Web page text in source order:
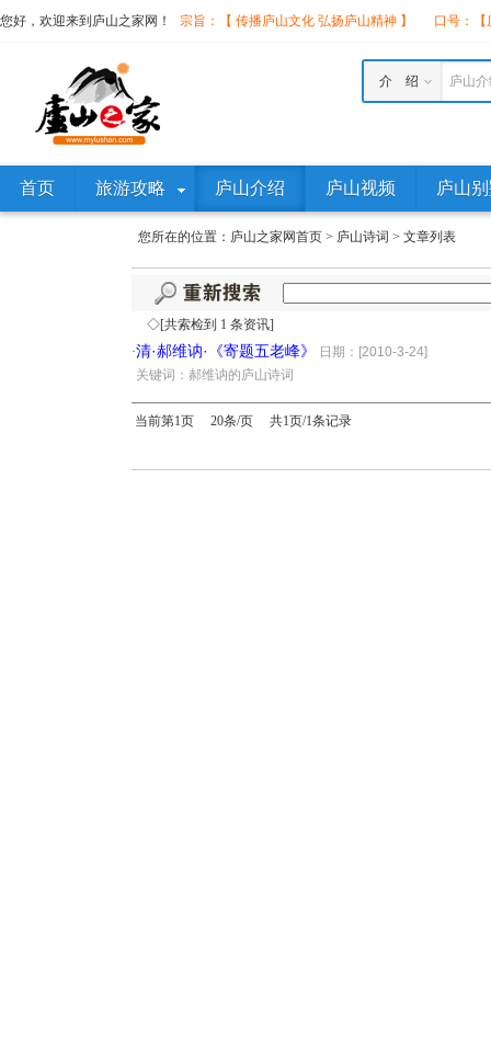
您好，欢迎来到庐山之家网！ 宗旨：【 传播庐山文化 弘扬庐山精神 】 口号：
庐山
介 绍
首页 旅游攻略 庐山介绍 庐山视频 庐山
您所在的位置： 庐山之家网首页 > 庐山诗词 > 文章列表
◇[共索检到 1 条资讯]
·清·郝维讷·《寄题五老峰》
日期：[2010-3-24]
关键词：郝维讷的庐山诗词
当前第1页 20条/页 共1页/1条记录